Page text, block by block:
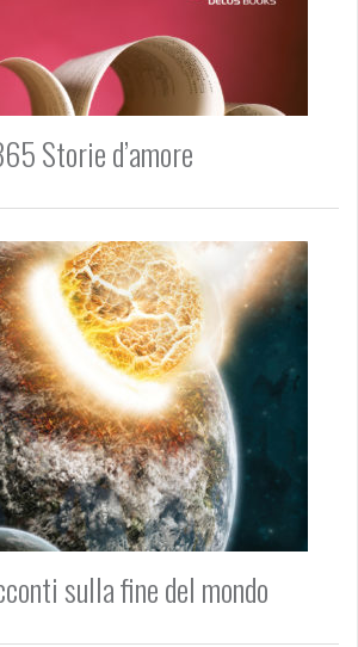
Storie d’amore
sulla fine del mondo